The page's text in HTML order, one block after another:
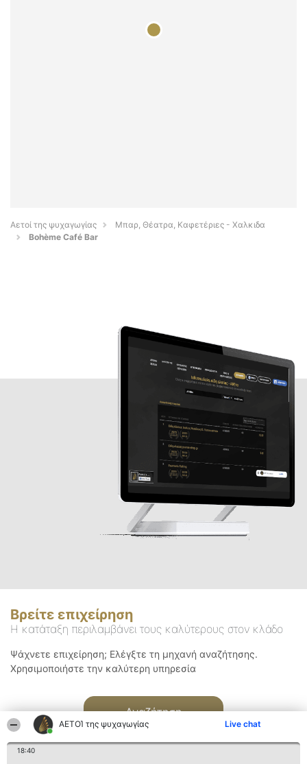
ΑΕΤΟΊ της ψυχαγωγίας Live chat
18:40
Αετοί της ψυχαγωγίας
Μπαρ, Θέατρα, Καφετέριες - Χαλκιδα
Bohème Café Bar
Βρείτε επιχείρηση
Η κατάταξη περιλαμβάνει τους καλύτερους στον κλάδο
Ψάχνετε επιχείρηση; Ελέγξτε τη μηχανή αναζήτησης.
Χρησιμοποιήστε την καλύτερη υπηρεσία
Αναζήτηση